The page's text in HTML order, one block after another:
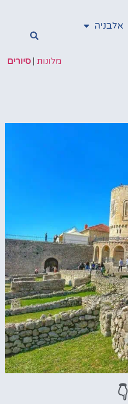
אלבניה
מלונות |סיורים
👇